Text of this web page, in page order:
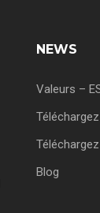
NEWS
Valeurs –
Blog